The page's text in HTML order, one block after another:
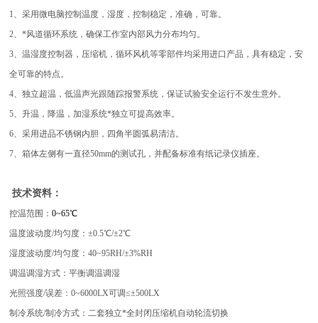
1、采用微电脑控制温度，湿度，控制稳定，准确，可靠。
2、*风道循环系统，确保工作室内部风力分布均匀。
3、温湿度控制器，压缩机，循环风机等零部件均采用进口产品，具有稳定，安
全可靠的特点。
4、独立超温，低温声光跟随踪报警系统，保证试验安全运行不发生意外。
5、升温，降温，加湿系统*独立可提高效率。
6、采用进品不锈钢内胆，四角半圆弧易清洁。
7、箱体左侧有一直径50mm的测试孔，并配备标准有纸记录仪插座。
技术资料：
控温范围：0~65℃
温度波动度/均匀度：±0.5℃/±2℃
湿度波动度/均匀度：40~95RH/±3%RH
调温调湿方式：平衡调温调湿
光照强度/误差：0~6000LX可调≤±500LX
制冷系统/制冷方式：二套独立*全封闭压缩机自动轮流切换